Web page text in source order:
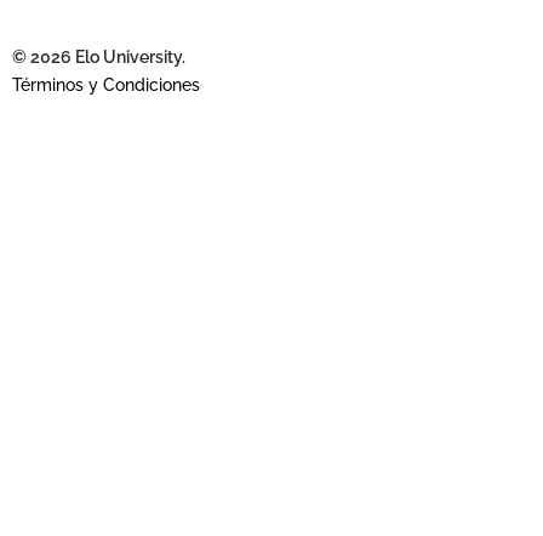
© 2026 Elo University.
Términos y Condiciones